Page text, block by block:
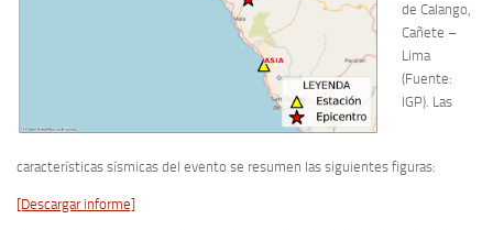
de Calango,
Cañete –
Lima
(Fuente:
IGP). Las
características sísmicas del evento se resumen las siguientes figuras:
[Descargar informe]